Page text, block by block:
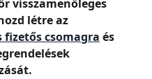
visszamenőleges
létre az
fizetős csomagra és